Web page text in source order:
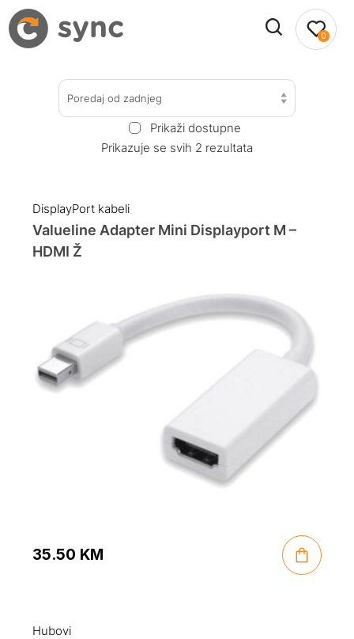
0
Poredaj od zadnjeg
Prikaži dostupne
Prikazuje se svih 2 rezultata
DisplayPort kabeli
Valueline Adapter Mini Displayport M –
HDMI Ž
35.50 KM
Hubovi